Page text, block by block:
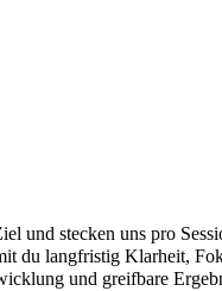
und stecken uns pro
du langfristig Klarheit,
und greifbare